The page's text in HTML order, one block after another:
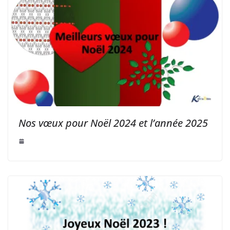
Nos vœux pour Noël 2024 et l’année 2025